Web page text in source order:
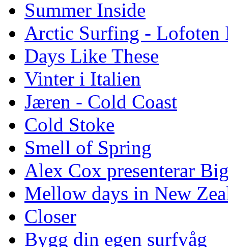
Summer Inside
Arctic Surfing - Lofoten
Days Like These
Vinter i Italien
Jæren - Cold Coast
Cold Stoke
Smell of Spring
Alex Cox presenterar
Mellow days in New
Closer
Bygg din egen surfvåg